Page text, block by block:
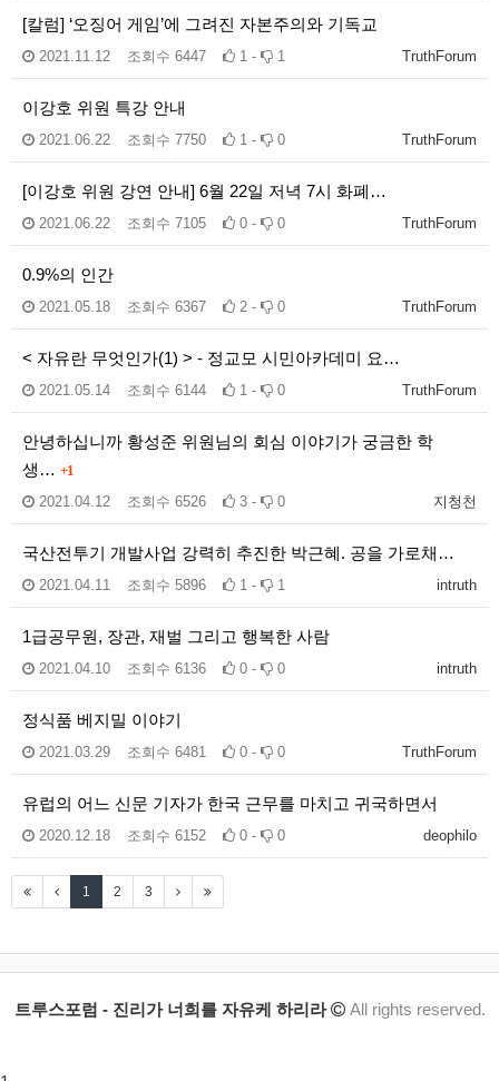
[칼럼] ‘오징어 게임’에 그려진 자본주의와 기독교
TruthForum
2021.11.12 조회수 6447 1 - 1
이강호 위원 특강 안내
TruthForum
2021.06.22 조회수 7750 1 - 0
[이강호 위원 강연 안내] 6월 22일 저녁 7시 화폐…
TruthForum
2021.06.22 조회수 7105 0 - 0
0.9%의 인간
TruthForum
2021.05.18 조회수 6367 2 - 0
< 자유란 무엇인가(1) > - 정교모 시민아카데미 요…
TruthForum
2021.05.14 조회수 6144 1 - 0
안녕하십니까 황성준 위원님의 회심 이야기가 궁금한 학
생… +1
지청천
2021.04.12 조회수 6526 3 - 0
국산전투기 개발사업 강력히 추진한 박근혜. 공을 가로채…
intruth
2021.04.11 조회수 5896 1 - 1
1급공무원, 장관, 재벌 그리고 행복한 사람
intruth
2021.04.10 조회수 6136 0 - 0
정식품 베지밀 이야기
TruthForum
2021.03.29 조회수 6481 0 - 0
유럽의 어느 신문 기자가 한국 근무를 마치고 귀국하면서
deophilo
2020.12.18 조회수 6152 0 - 0
1 2 3
트루스포럼 - 진리가 너희를 자유케 하리라 All rights reserved.